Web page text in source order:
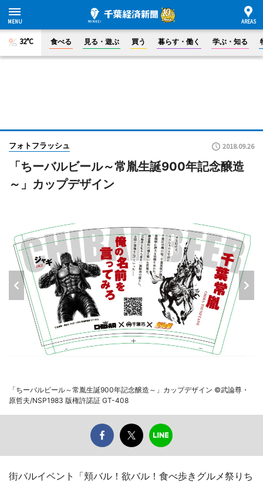
32°C 食べる 見る・遊ぶ 買う 暮らす・働く 学ぶ・知る
フォトフラッシュ 2018.09.26
「ちーバルビール～常胤生誕900年記念醸造
～」カップデザイン
「ちーバルビール～常胤生誕900年記念醸造～」カップデザイン ©武論尊・
原哲夫/NSP1983 版権許諾証 GT-408
街バルイベント「頬バル！欲バル！食べ歩きグルメ祭りち